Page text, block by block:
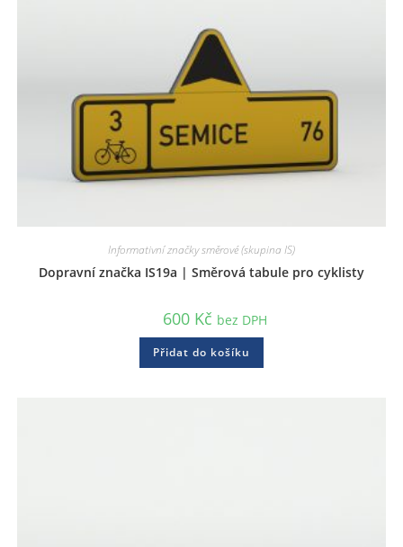
Informativní značky směrové (skupina IS)
Dopravní značka IS19a | Směrová tabule pro cyklisty
600 Kč bez DPH
Přidat do košíku